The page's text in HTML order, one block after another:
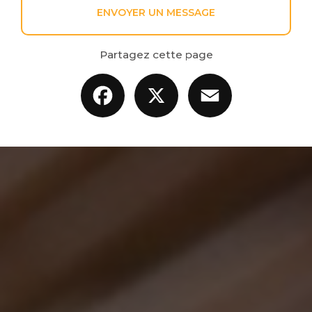
ENVOYER UN MESSAGE
Partagez cette page
Facebook